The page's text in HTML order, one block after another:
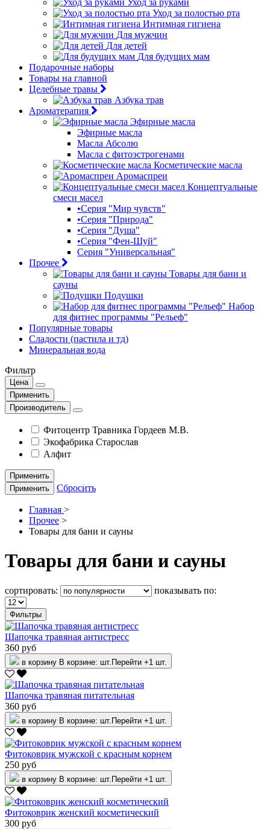
Уход за руками
Уход за полостью рта
Интимная гигиена
Для мужчин
Для детей
Для будущих мам
Подарочные наборы
Товары на главной
Целебные травы
Азбука трав
Ароматерапия
Эфирные масла
Эфирные масла
Масла Абсолю
Масла с фитоэстрогенами
Косметические масла
Аромаспреи
Концептуальные
смеси масел
•Серия "Мир чувств"
•Серия "Природа"
•Серия "Душа"
•Серия "Фен-Шуй"
Серия "Универсальная"
Прочее
Товары для бани и
сауны
Подушки
Набор
для фитнес программы "Рельеф"
Популярные товары
Сладости (пастила и тд)
Минеральная вода
Фильтр
Цена
Применить
Производитель
Фитоцентр Травника Гордеев М.В.
Экофабрика Старослав
Алфит
Применить
Применить
Сбросить
Главная >
Прочее >
Товары для бани и сауны
Товары для бани и сауны
сортировать: показывать по:
Фильтры
Шапочка травяная антистресс
360 руб
в корзину В корзине: шт. Перейти +1 шт.
Шапочка травяная питательная
360 руб
в корзину В корзине: шт. Перейти +1 шт.
Фитоковрик мужской с красным корнем
250 руб
в корзину В корзине: шт. Перейти +1 шт.
Фитоковрик женский косметический
300 руб